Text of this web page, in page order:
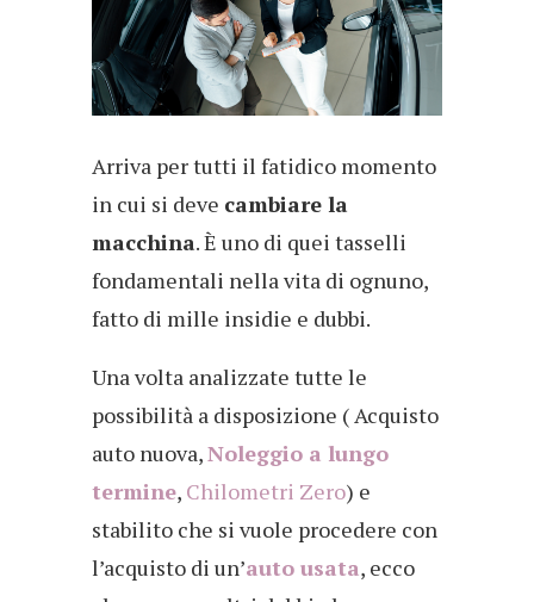
Arriva per tutti il fatidico momento
in cui si deve cambiare la
macchina. È uno di quei tasselli
fondamentali nella vita di ognuno,
fatto di mille insidie e dubbi.
Una volta analizzate tutte le
possibilità a disposizione ( Acquisto
auto nuova,Noleggio a lungo
termine, Chilometri Zero) e
stabilito che si vuole procedere con
l’acquisto di un’auto usata, ecco